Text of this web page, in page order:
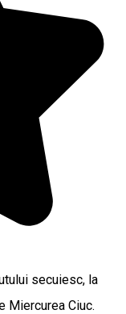
secuiesc, la
Miercurea Ciuc.